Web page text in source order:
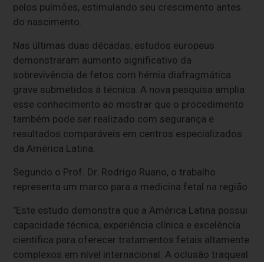
pelos pulmões, estimulando seu crescimento antes
do nascimento.
Nas últimas duas décadas, estudos europeus
demonstraram aumento significativo da
sobrevivência de fetos com hérnia diafragmática
grave submetidos à técnica. A nova pesquisa amplia
esse conhecimento ao mostrar que o procedimento
também pode ser realizado com segurança e
resultados comparáveis em centros especializados
da América Latina.
Segundo o Prof. Dr. Rodrigo Ruano, o trabalho
representa um marco para a medicina fetal na região.
"Este estudo demonstra que a América Latina possui
capacidade técnica, experiência clínica e excelência
científica para oferecer tratamentos fetais altamente
complexos em nível internacional. A oclusão traqueal